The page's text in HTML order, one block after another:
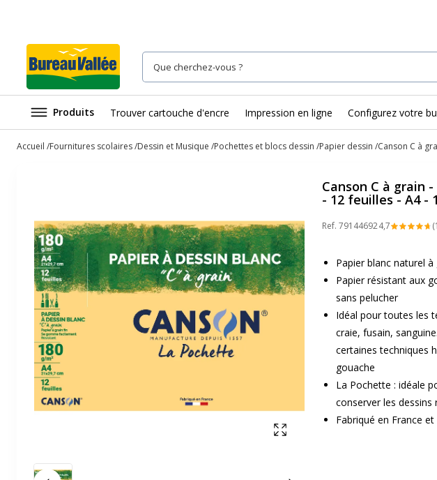
Produits Trouver cartouche d'encre Impression en ligne Configurez votre
Accueil Fournitures scolaires Dessin et Musique Pochettes et blocs dessin Papier dessin Canson C à
Afficher en plein écran
Canson C à grain
- 12 feuilles - A4 -
Ref. 791446924,7
Papier blanc naturel à
Papier résistant aux
sans pelucher
Idéal pour toutes les
craie, fusain,
certaines techniques
gouache
La Pochette : idéale
conserver les dessins
Fabriqué en France et